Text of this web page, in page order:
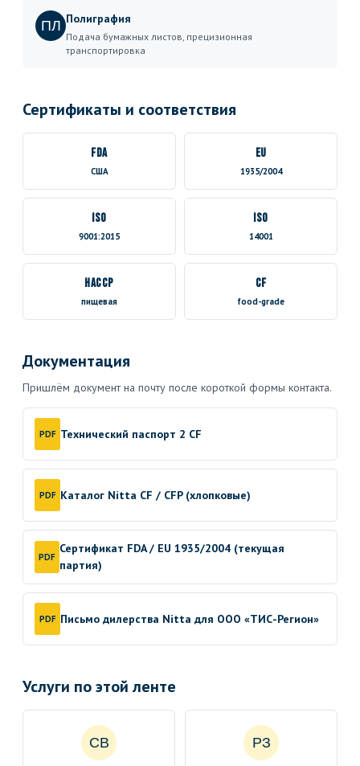
ПЛ Полиграфия
Подача бумажных листов, прецизионная
транспортировка
Сертификаты и соответствия
FDA
США
EU
1935/2004
ISO
9001:2015
ISO
14001
HACCP
пищевая
CF
food-grade
Документация
Пришлём документ на почту после короткой формы контакта.
PDF Технический паспорт 2 CF
PDF Каталог Nitta CF / CFP (хлопковые)
PDF
Сертификат FDA / EU 1935/2004 (текущая
партия)
PDF Письмо дилерства Nitta для ООО «ТИС-Регион»
Услуги по этой ленте
СВ РЗ